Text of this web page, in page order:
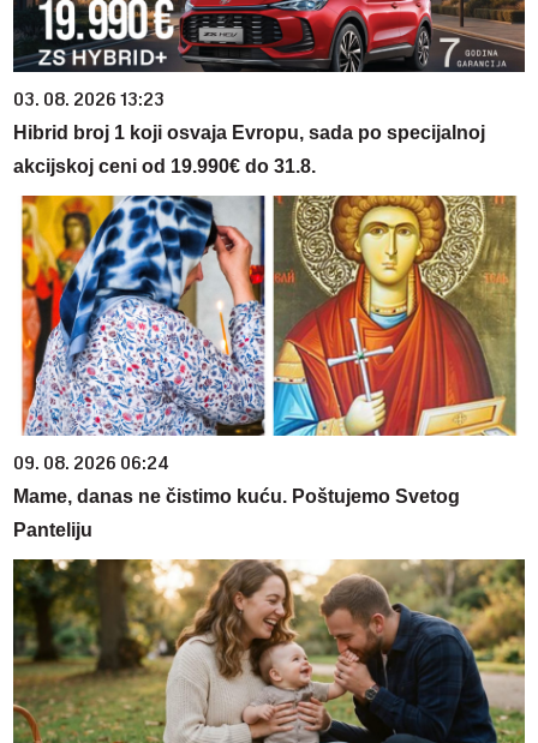
03. 08. 2026 13:23
Hibrid broj 1 koji osvaja Evropu, sada po specijalnoj
akcijskoj ceni od 19.990€ do 31.8.
09. 08. 2026 06:24
Mame, danas ne čistimo kuću. Poštujemo Svetog
Panteliju